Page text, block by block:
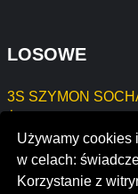
Używamy cookies
w celach:
Korzystanie z
LOSOWE
3S SZYMON
OL-MAG
RUTKA ROMAN, -
photography by